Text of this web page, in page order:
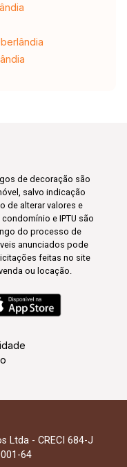
de decoração são
salvo indicação
de alterar valores e
e IPTU são
do processo de
anunciados pode
feitas no site
ou locação.
Ltda - CRECI 684-J
64